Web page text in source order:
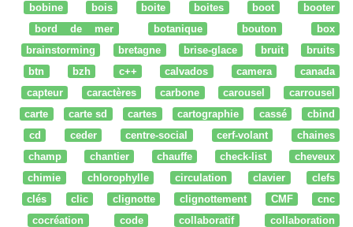
bobine
bois boite boites boot
booter
bord de mer
botanique bouton
box
brainstorming
bretagne brise-glace bruit
bruits
btn
bzh c++ calvados camera
canada
capteur
caractères carbone carousel
carrousel
carte
carte sd cartes cartographie cassé
cbind
cd
ceder centre-social cerf-volant
chaines
champ
chantier chauffe check-list
cheveux
chimie
chlorophylle circulation clavier
clefs
clés
clic clignotte clignottement CMF
cnc
cocréation
code collaboratif
collaboration